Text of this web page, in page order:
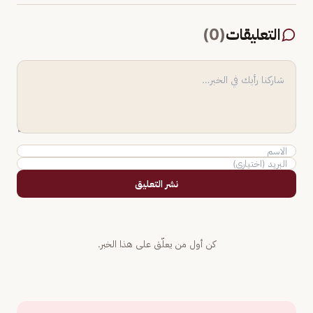
التعليقات(
0
)
نشر التعليق
كن أول من يعلّق على هذا الخبر.